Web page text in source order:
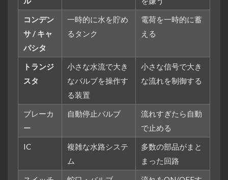
コンデン
サ / キャ
パシタ
一時的に水を貯め
るタンク
電荷を一時的に蓄
える
トランジ
スタ
小さな水流で大き
なバルブを操作す
る装置
小さな信号で大き
な流れを制御する
ブレーカ
ー
自動停止バルブ
流れすぎたら自動
で止める
IC
複雑な水路システ
ム
多数の部品がまと
まった回路